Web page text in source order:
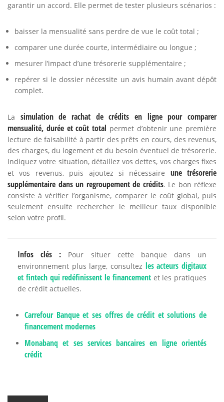
garantir un accord. Elle permet de tester plusieurs scénarios :
baisser la mensualité sans perdre de vue le coût total ;
comparer une durée courte, intermédiaire ou longue ;
mesurer l’impact d’une trésorerie supplémentaire ;
repérer si le dossier nécessite un avis humain avant dépôt
complet.
La simulation de rachat de crédits en ligne pour comparer
mensualité, durée et coût total permet d’obtenir une première
lecture de faisabilité à partir des prêts en cours, des revenus,
des charges, du logement et du besoin éventuel de trésorerie.
Indiquez votre situation, détaillez vos dettes, vos charges fixes
et vos revenus, puis ajoutez si nécessaire une trésorerie
supplémentaire dans un regroupement de crédits. Le bon réflexe
consiste à vérifier l’organisme, comparer le coût global, puis
seulement ensuite rechercher le meilleur taux disponible
selon votre profil.
Infos clés : Pour situer cette banque dans un
environnement plus large, consultez les acteurs digitaux
et fintech qui redéfinissent le financementet les pratiques
de crédit actuelles.
Carrefour Banque et ses offres de crédit et solutions de
financement modernes
Monabanq et ses services bancaires en ligne orientés
crédit